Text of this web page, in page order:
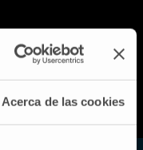
Acerca de las cookies